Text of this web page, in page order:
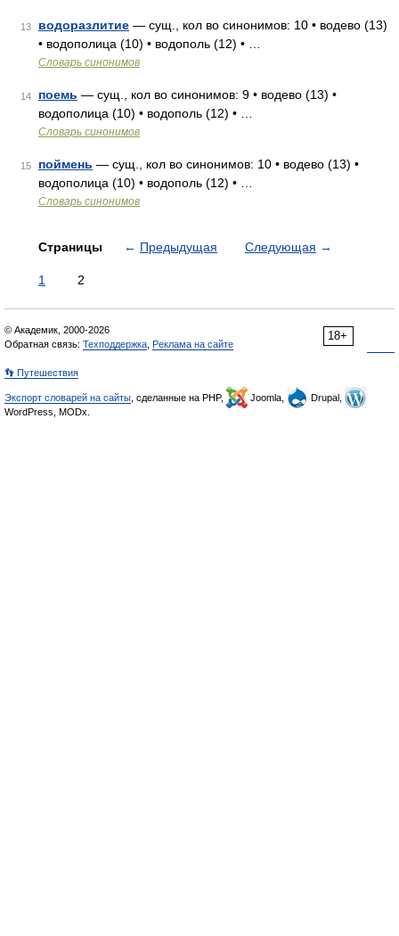
13 водоразлитие — сущ., кол во синонимов: 10 • водево (13)
• водополица (10) • водополь (12) • …
Словарь синонимов
14 поемь — сущ., кол во синонимов: 9 • водево (13) •
водополица (10) • водополь (12) • …
Словарь синонимов
15 поймень — сущ., кол во синонимов: 10 • водево (13) •
водополица (10) • водополь (12) • …
Словарь синонимов
Страницы ← Предыдущая Следующая →
1 2
18+
© Академик, 2000-2026
Обратная связь: Техподдержка Реклама на сайте
👣 Путешествия
Экспорт словарей на сайты , сделанные на PHP, Joomla,
Drupal,
WordPress, MODx.